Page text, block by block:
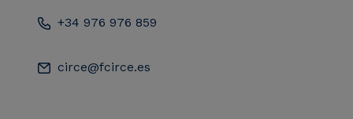
+34 976 976 859
circe@fcirce.es